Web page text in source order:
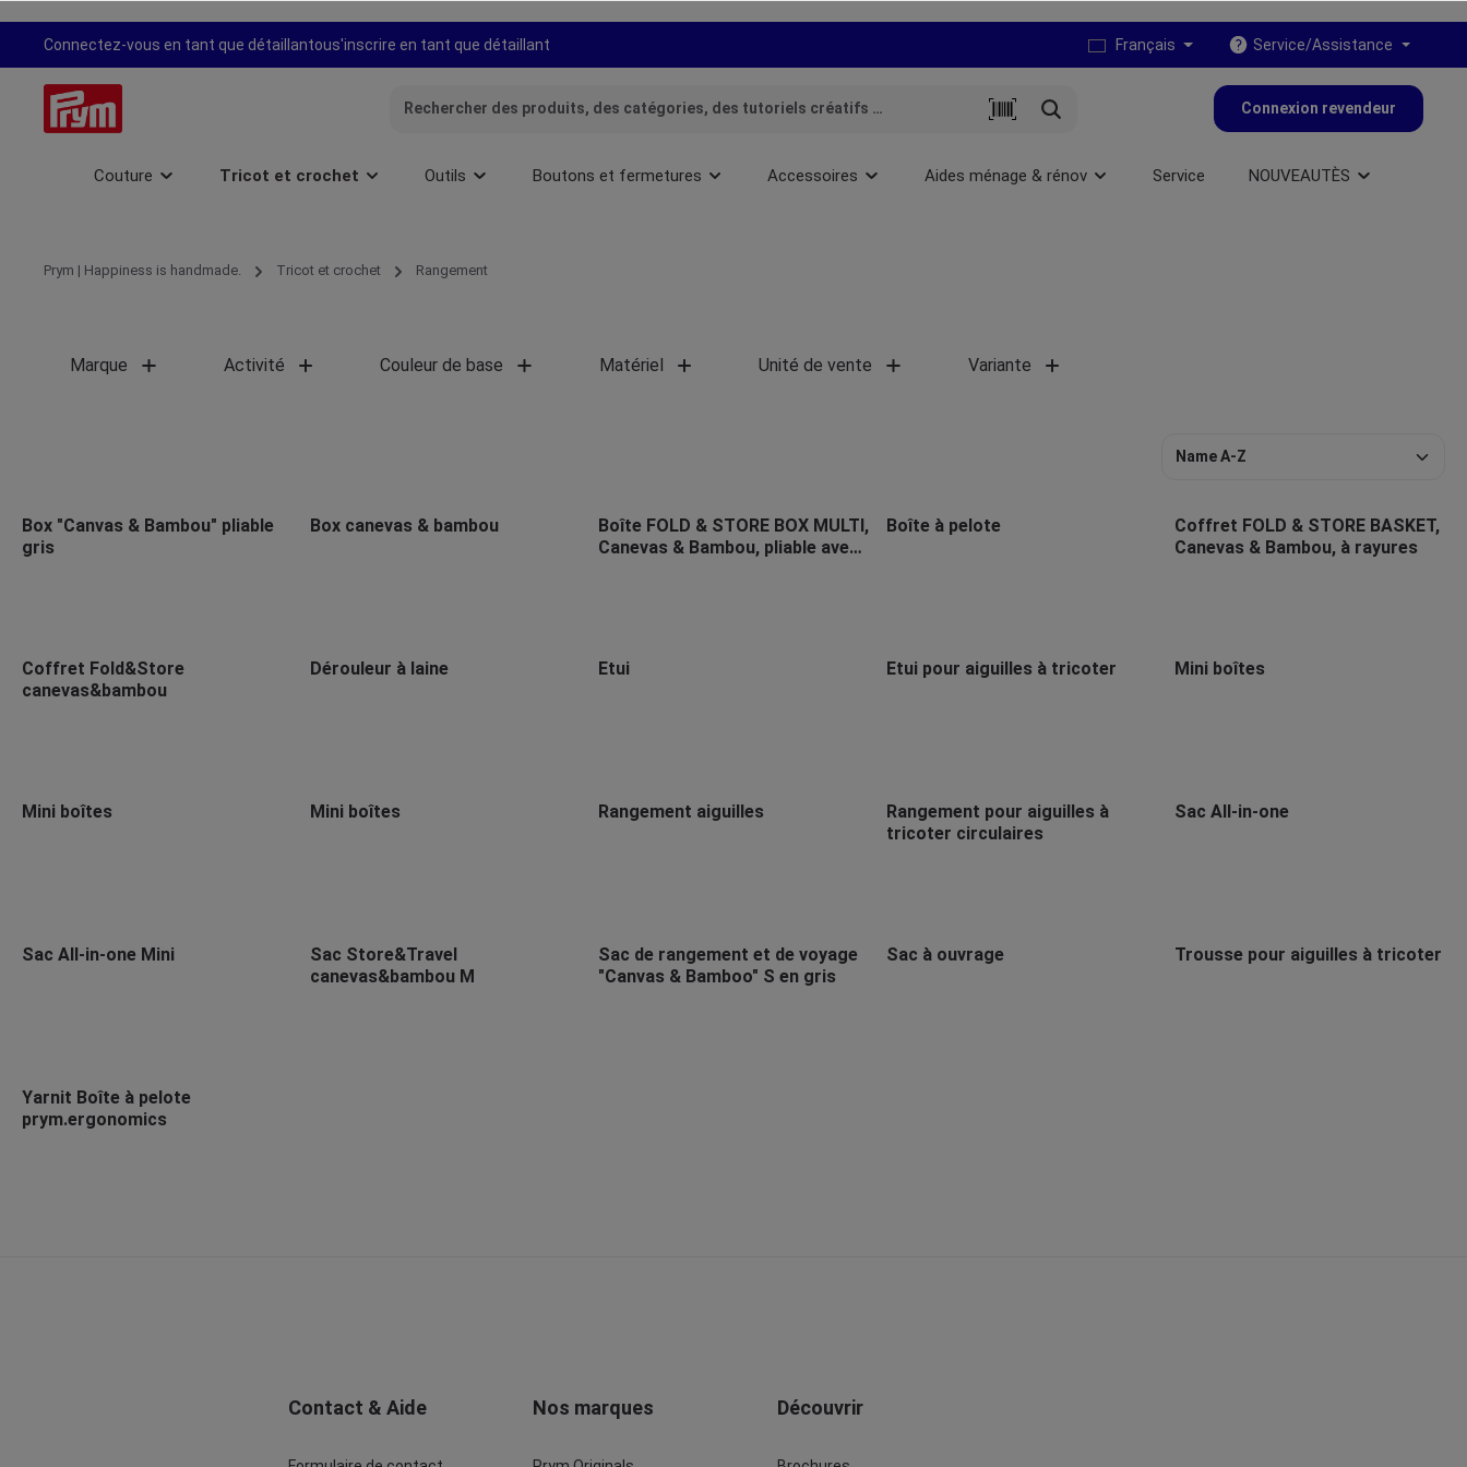
Passer à la navigation principale
Connectez-vous en tant que détaillantous'inscrire en tant que détaillant Français Service/Assistance
Connexion revendeur
Couture Tricot et crochet Outils Boutons et fermetures Accessoires Aides ménage & rénov Service NOUVEAUTÈS
Prym | Happiness is handmade. Tricot et crochet Rangement
Marque Activité Couleur de base Matériel Unité de vente Variante
Box "Canvas & Bambou" pliable
gris
Box canevas & bambou
Boîte FOLD & STORE BOX MULTI,
Canevas & Bambou, pliable avec
Boîte à pelote
Coffret FOLD & STORE BASKET,
Canevas & Bambou, à rayures
Coffret Fold&Store
canevas&bambou
Dérouleur à laine Etui Etui pour aiguilles à tricoter Mini boîtes
Mini boîtes Mini boîtes Rangement aiguilles
Rangement pour aiguilles à
tricoter circulaires
Sac All-in-one
Sac All-in-one Mini
Sac Store&Travel
canevas&bambou M
Sac de rangement et de voyage
"Canvas & Bamboo" S en gris
Sac à ouvrage Trousse pour aiguilles à tricoter
Yarnit Boîte à pelote
prym.ergonomics
Contact & Aide Nos marques Découvrir